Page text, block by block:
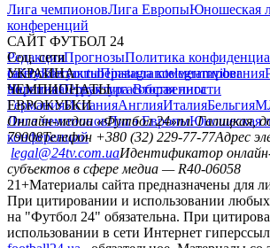
Лига чемпионовЛига ЕвропыЮношеская
конференций
САЙТ ФУТБОЛ 24
РедакцияПрогнозыПолитика
сайтуКонтактыПравила комментирования
политикаСтруктура собственности
Соц. сети
facebookxyoutubeinstagramtelegramviber
УКРАИНА
УкраинаПервая лигаВторая лига
ЧЕМПИОНАТЫ
ГерманияИспанияАнглияИталияБельгия
ЕВРОКУБКИ
Лига чемпионовЛига ЕвропыЮношеская
конференций
Онлайн-медиа «Футбол 24»пл. Галицкая,
79008Телефон +380 (32) 229-77-77Адрес
legal@24tv.com.uaИдентификатор
субъектов в сфере медиа — R40-06058
21+Материалы сайта предназначены для
При цитировании и использовании любых
на "Футбол 24" обязательна. При
использовании в сети Интернет